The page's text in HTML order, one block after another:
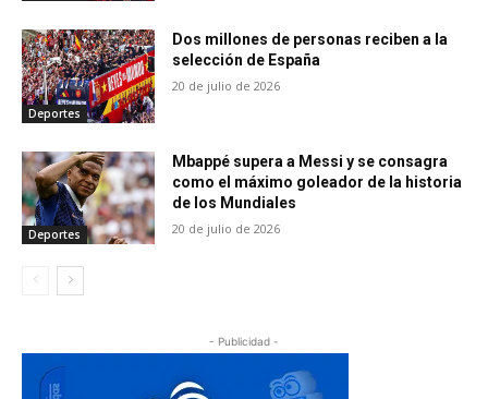
Deportes
Dos millones de personas reciben a la
selección de España
20 de julio de 2026
Deportes
Mbappé supera a Messi y se consagra
como el máximo goleador de la historia
de los Mundiales
20 de julio de 2026
- Publicidad -